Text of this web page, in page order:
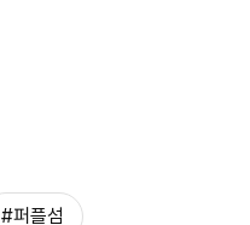
#퍼플섬